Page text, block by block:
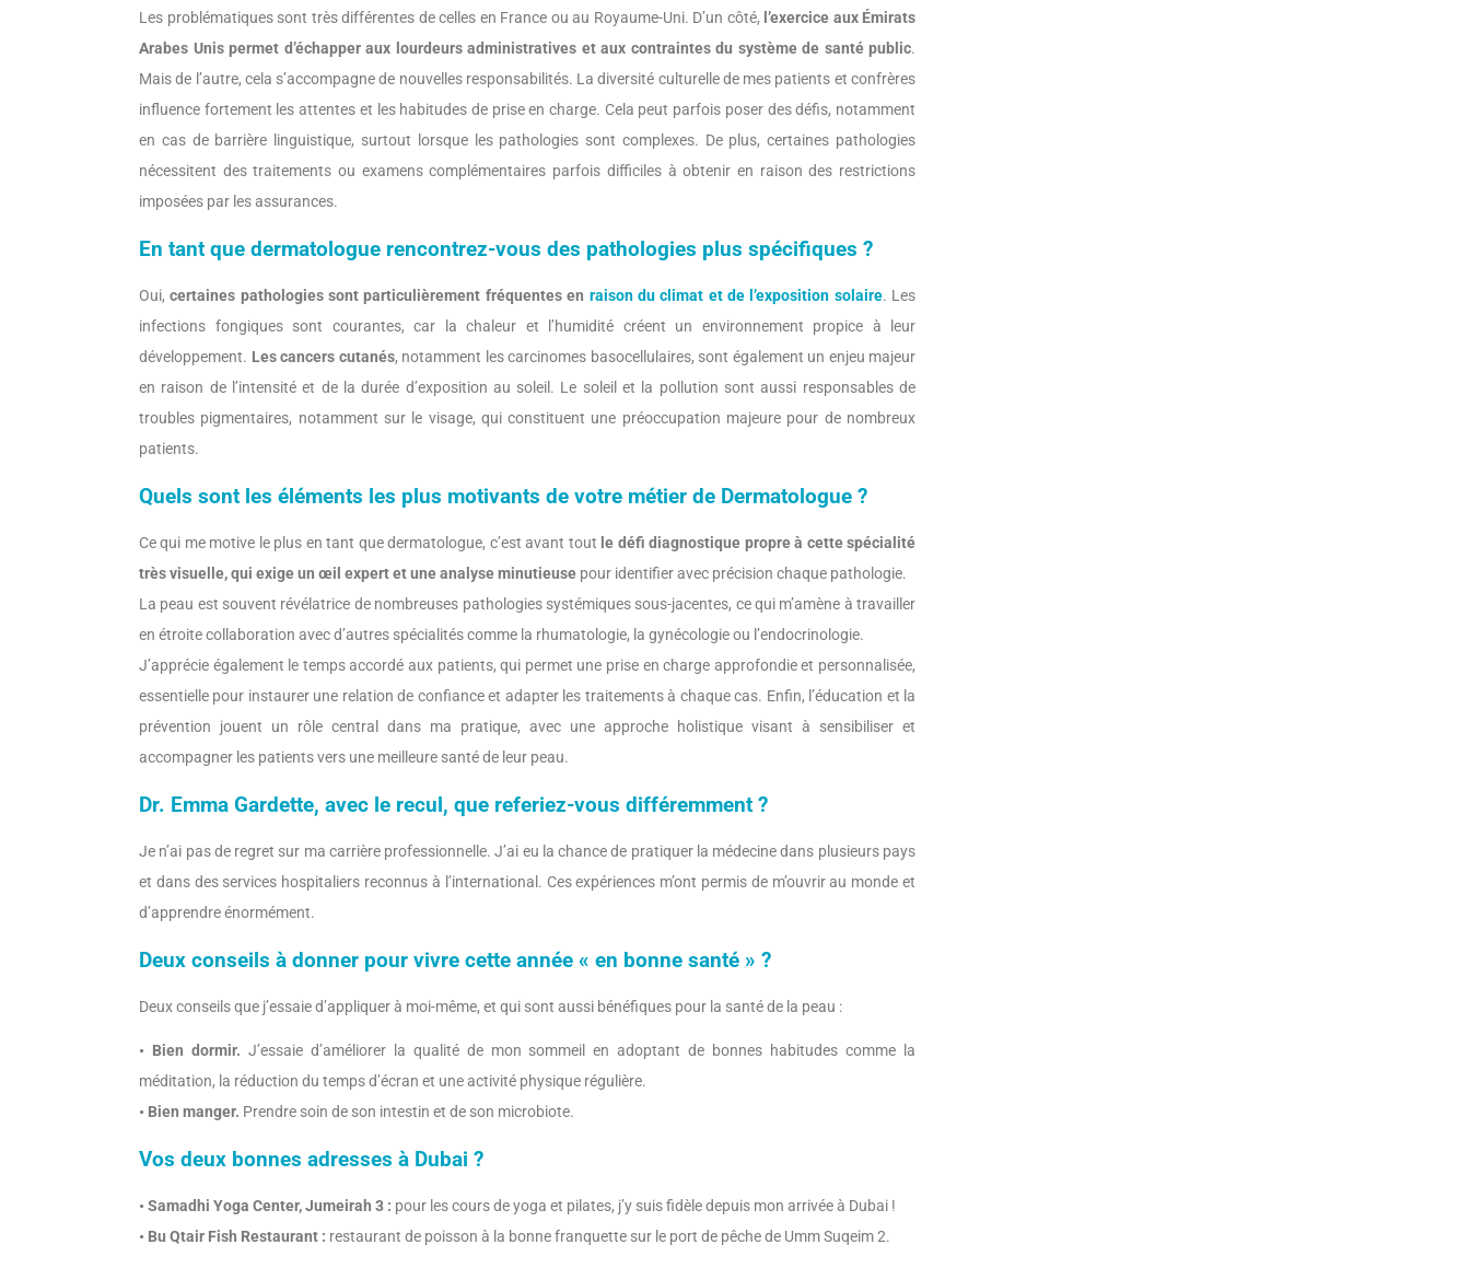
Les problématiques sont très différentes de celles en France ou au Royaume-Uni. D’un côté, l’exercice aux Émirats
Arabes Unis permet d’échapper aux lourdeurs administratives et aux contraintes du système de santé public.
Mais de l’autre, cela s’accompagne de nouvelles responsabilités. La diversité culturelle de mes patients et confrères
influence fortement les attentes et les habitudes de prise en charge. Cela peut parfois poser des défis, notamment
en cas de barrière linguistique, surtout lorsque les pathologies sont complexes. De plus, certaines pathologies
nécessitent des traitements ou examens complémentaires parfois difficiles à obtenir en raison des restrictions
imposées par les assurances.
En tant que dermatologue rencontrez-vous des pathologies plus spécifiques ?
Oui, certaines pathologies sont particulièrement fréquentes en raison du climat et de l’exposition solaire. Les
infections fongiques sont courantes, car la chaleur et l’humidité créent un environnement propice à leur
développement. Les cancers cutanés, notamment les carcinomes basocellulaires, sont également un enjeu majeur
en raison de l’intensité et de la durée d’exposition au soleil. Le soleil et la pollution sont aussi responsables de
troubles pigmentaires, notamment sur le visage, qui constituent une préoccupation majeure pour de nombreux
patients.
Quels sont les éléments les plus motivants de votre métier de Dermatologue ?
Ce qui me motive le plus en tant que dermatologue, c’est avant tout le défi diagnostique propre à cette spécialité
très visuelle, qui exige un œil expert et une analyse minutieuse pour identifier avec précision chaque pathologie.
La peau est souvent révélatrice de nombreuses pathologies systémiques sous-jacentes, ce qui m’amène à travailler
en étroite collaboration avec d’autres spécialités comme la rhumatologie, la gynécologie ou l’endocrinologie.
J’apprécie également le temps accordé aux patients, qui permet une prise en charge approfondie et personnalisée,
essentielle pour instaurer une relation de confiance et adapter les traitements à chaque cas. Enfin, l’éducation et la
prévention jouent un rôle central dans ma pratique, avec une approche holistique visant à sensibiliser et
accompagner les patients vers une meilleure santé de leur peau.
Dr. Emma Gardette, avec le recul, que referiez-vous différemment ?
Je n’ai pas de regret sur ma carrière professionnelle. J’ai eu la chance de pratiquer la médecine dans plusieurs pays
et dans des services hospitaliers reconnus à l’international. Ces expériences m’ont permis de m’ouvrir au monde et
d’apprendre énormément.
Deux conseils à donner pour vivre cette année « en bonne santé » ?
Deux conseils que j’essaie d’appliquer à moi-même, et qui sont aussi bénéfiques pour la santé de la peau :
• Bien dormir. J’essaie d’améliorer la qualité de mon sommeil en adoptant de bonnes habitudes comme la
méditation, la réduction du temps d’écran et une activité physique régulière.
• Bien manger. Prendre soin de son intestin et de son microbiote.
Vos deux bonnes adresses à Dubai ?
• Samadhi Yoga Center, Jumeirah 3 : pour les cours de yoga et pilates, j’y suis fidèle depuis mon arrivée à Dubai !
• Bu Qtair Fish Restaurant : restaurant de poisson à la bonne franquette sur le port de pêche de Umm Suqeim 2.